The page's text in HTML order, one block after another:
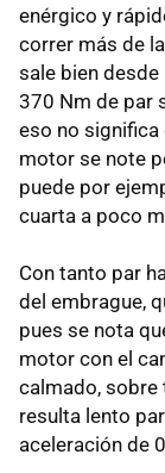
enérgico y
correr más de
sale bien
370 Nm de par
eso no significa
motor se note
puede por
cuarta a poco
Con tanto par
del embrague,
pues se nota
motor con el
calmado, sobre
resulta lento
aceleración de